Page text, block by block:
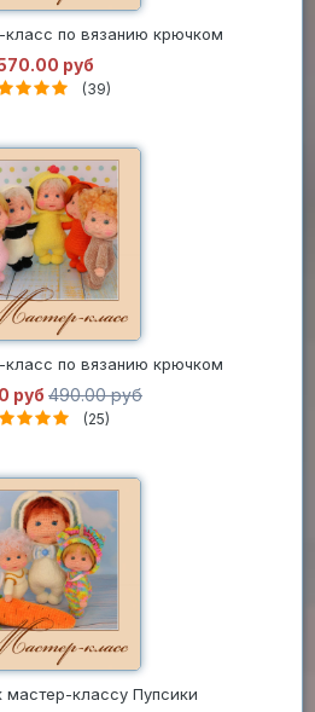
по вязанию крючком
руб
(39)
по вязанию крючком
руб 490.00 руб
(25)
мастер-классу Пупсики